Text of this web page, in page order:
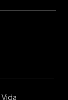
Vida